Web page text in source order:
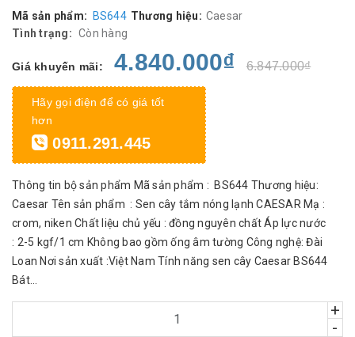
Mã sản phẩm: BS644 Thương hiệu: Caesar
Tình trạng: Còn hàng
Giá khuyến mãi: 4.840.000₫ 6.847.000₫
Hãy gọi điện để có giá tốt
hơn
0911.291.445
Thông tin bộ sản phẩm Mã sản phẩm : BS644 Thương hiệu:
Caesar Tên sản phẩm : Sen cây tắm nóng lạnh CAESAR Mạ :
crom, niken Chất liệu chủ yếu : đồng nguyên chất Áp lực nước
: 2-5 kgf/1 cm Không bao gồm ống âm tường Công nghệ: Đài
Loan Nơi sản xuất :Việt Nam Tính năng sen cây Caesar BS644
Bát...
+
-